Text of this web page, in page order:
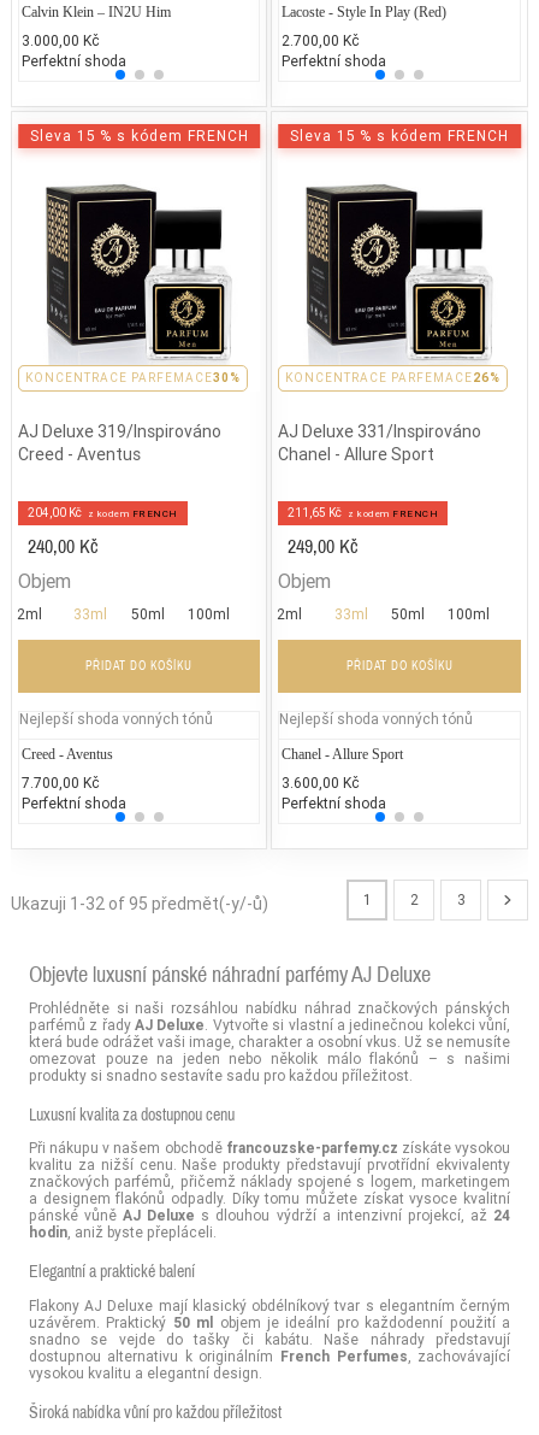
Calvin Klein – IN2U Him
3.000,00 Kč
Perfektní shoda
Armani - Si EDT
1.858,75 Kč
25% běžných vonných tónů
Lacoste - Style In Play (Red)
2.700,00 Kč
Perfektní shoda
PARFEMACE 26%
KONCENTRACE PARFEMACE30%
Sleva 15 % s kódem FRENCH
AJ Deluxe 319/Inspirováno
Creed - Aventus
204,00 Kč z kodem FRENCH
240,00 Kč
Objem
2ml 33ml 50ml 100ml
PŘIDAT DO KOŠÍKU
Nejlepší shoda vonných tónů
Creed - Aventus
7.700,00 Kč
Perfektní shoda
Moschino – Cheap and Chic
1.840,47 Kč
50% běžných vonných tónů
PARFEMACE 26%
KONCENTRACE PARFEMACE26%
Sleva 15 % s kódem FRENCH
AJ Deluxe 331/Inspirováno
Chanel - Allure Sport
211,65 Kč z kodem FRENCH
249,00 Kč
Objem
2ml 33ml 50ml 100ml
PŘIDAT DO KOŠÍKU
Nejlepší shoda vonných tónů
Chanel - Allure Sport
3.600,00 Kč
Perfektní shoda
Ukazuji 1-32 of 95 předmět(-y/-ů) 1 2 3
Objevte luxusní pánské náhradní parfémy AJ Deluxe
Prohlédněte si naši rozsáhlou nabídku náhrad značkových pánských
parfémů z řadyAJ Deluxe. Vytvořte si vlastní a jedinečnou kolekci vůní,
která bude odrážet vaši image, charakter a osobní vkus. Už se nemusíte
omezovat pouze na jeden nebo několik málo flakónů – s našimi
produkty si snadno sestavíte sadu pro každou příležitost.
Luxusní kvalita za dostupnou cenu
Při nákupu v našem obchodě francouzske-parfemy.cz získáte vysokou
kvalitu za nižší cenu. Naše produkty představují prvotřídní ekvivalenty
značkových parfémů, přičemž náklady spojené s logem, marketingem
a designem flakónů odpadly. Díky tomu můžete získat vysoce kvalitní
pánské vůněAJ Deluxe s dlouhou výdrží a intenzivní projekcí, až 24
hodin, aniž byste přepláceli.
Elegantní a praktické balení
Flakony AJ Deluxe mají klasický obdélníkový tvar s elegantním černým
uzávěrem. Praktický 50 ml objem je ideální pro každodenní použití a
snadno se vejde do tašky či kabátu. Naše náhrady představují
dostupnou alternativu k originálním French Perfumes , zachovávající
vysokou kvalitu a elegantní design.
Široká nabídka vůní pro každou příležitost